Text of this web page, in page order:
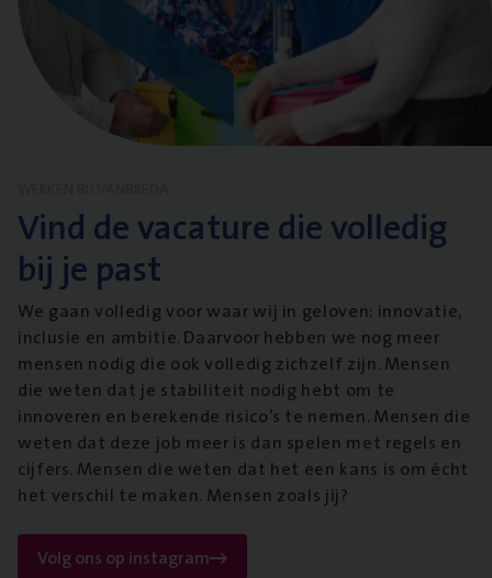
Vind de vacature die volledig
bij je past
We gaan volledig voor waar wij in geloven: innovatie,
inclusie en ambitie. Daarvoor hebben we nog meer
mensen nodig die ook volledig zichzelf zijn. Mensen
die weten dat je stabiliteit nodig hebt om te
innoveren en berekende risico’s te nemen. Mensen die
weten dat deze job meer is dan spelen met regels en
cijfers. Mensen die weten dat het een kans is om écht
het verschil te maken. Mensen zoals jij?
Volg ons op instagram